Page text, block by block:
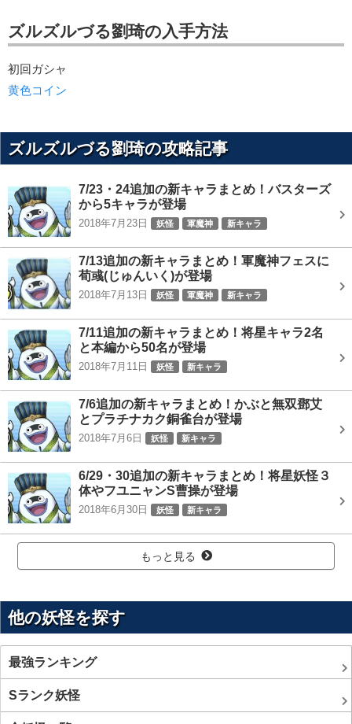
ズルズルづる劉琦の入手方法
初回ガシャ
黄色コイン
ズルズルづる劉琦の攻略記事
7/23・24追加の新キャラまとめ！バスターズ
から5キャラが登場
2018年7月23日 妖怪 軍魔神 新キャラ
7/13追加の新キャラまとめ！軍魔神フェスに
荀彧(じゅんいく)が登場
2018年7月13日 妖怪 軍魔神 新キャラ
7/11追加の新キャラまとめ！将星キャラ2名
と本編から50名が登場
2018年7月11日 妖怪 新キャラ
7/6追加の新キャラまとめ！かぶと無双鄧艾
とプラチナカク銅雀台が登場
2018年7月6日 妖怪 新キャラ
6/29・30追加の新キャラまとめ！将星妖怪３
体やフユニャンS曹操が登場
2018年6月30日 妖怪 新キャラ
もっと見る
他の妖怪を探す
最強ランキング
Sランク妖怪